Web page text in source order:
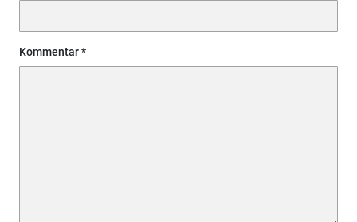
Kommentar